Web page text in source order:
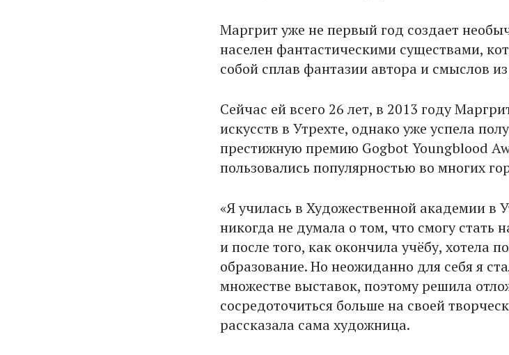
Маргрит уже не первый год создает
населен фантастическими существами,
собой сплав фантазии автора и смыслов
Сейчас ей всего 26 лет, в 2013 году
искусств в Утрехте, однако уже успела
престижную премию Gogbot Youngblood
пользовались популярностью во многих
«Я училась в Художественной академии в
никогда не думала о том, что смогу стать
и после того, как окончила учёбу, хотела
образование. Но неожиданно для себя я
множестве выставок, поэтому решила
сосредоточиться больше на своей
рассказала сама художница.